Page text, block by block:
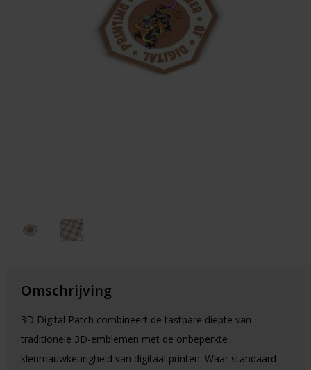
Huis & Lifestyle
Outdoor & Vrije Tijd
Omschrijving
3D Digital Patch combineert de tastbare diepte van
traditionele 3D-emblemen met de onbeperkte
kleurnauwkeurigheid van digitaal printen. Waar standaard